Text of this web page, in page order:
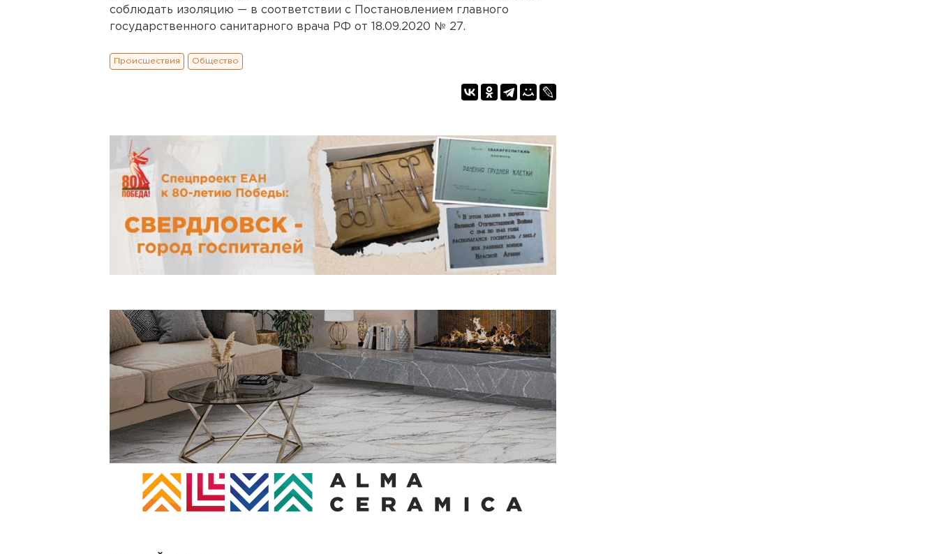
соблюдать изоляцию — в соответствии с Постановлением главного
государственного санитарного врача РФ от 18.09.2020 № 27.
Происшествия Общество